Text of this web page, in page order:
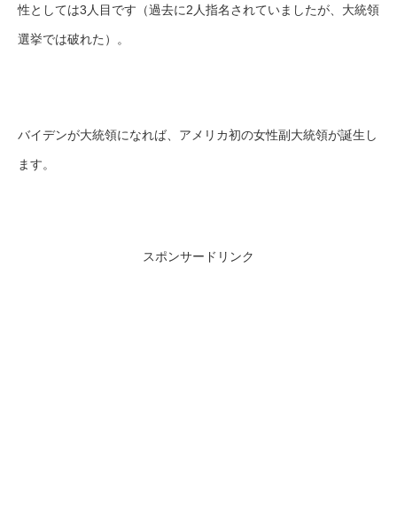
性としては3人目です（過去に2人指名されていましたが、大統領
選挙では破れた）。
バイデンが大統領になれば、アメリカ初の女性副大統領が誕生し
ます。
スポンサードリンク